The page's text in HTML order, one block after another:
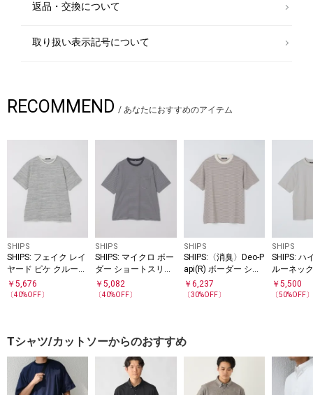
返品・交換について
取り扱い表示記号について
RECOMMEND / あなたにおすすめのアイテム
SHIPS
SHIPS: フェイク レイ
ヤード ピケ クルーネ
ック Tシャツ
￥ 5,676
〔40%OFF〕
SHIPS
SHIPS: マイクロ ボー
ダー ショートスリー
ブ Tシャツ
￥5,082
〔40%OFF〕
SHIPS
SHIPS:〈消臭〉Deo-P
api(R) ボーダー ショ
ートスリーブ Tシャ
ツ
￥ 6,237
〔30%OFF〕
SHIPS
SHIPS: ハ
ルーネッ
シャツ
￥5,500
〔50%OFF〕
Tシャツ/カットソーからのおすすめ